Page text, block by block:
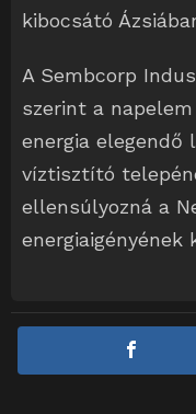
kibocsátó
A Sembcorp
szerint a
energia elegendő
víztisztító
ellensúlyozná a
energiaigényének